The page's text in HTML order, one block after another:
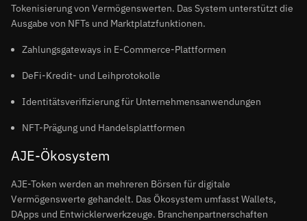
Tokenisierung von Vermögenswerten. Das System unterstützt die
Ausgabe von NFTs und Marktplatzfunktionen.
Zahlungsgateways in E-Commerce-Plattformen
DeFi-Kredit- und Leihprotokolle
Identitätsverifizierung für Unternehmensanwendungen
NFT-Prägung und Handelsplattformen
AJE-Ökosystem
AJE-Token werden an mehreren Börsen für digitale
Vermögenswerte gehandelt. Das Ökosystem umfasst Wallets,
DApps und Entwicklerwerkzeuge. Branchenpartnerschaften